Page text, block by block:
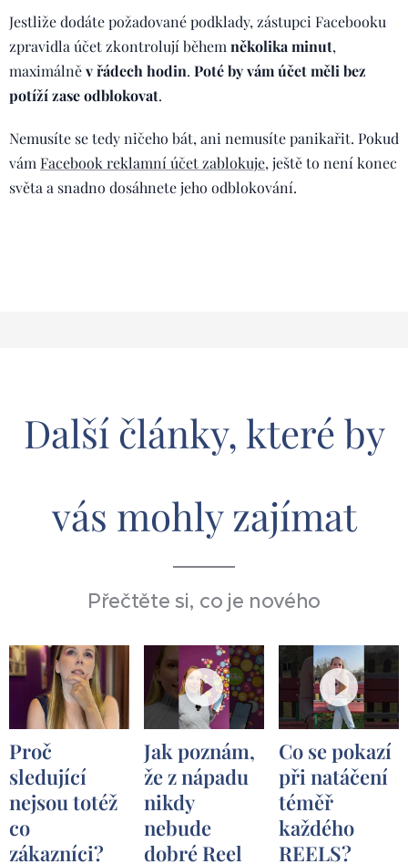
Jestliže dodáte požadované podklady, zástupci Facebooku
zpravidla účet zkontrolují během několika minut,
maximálněvřádech hodin. Poté by vám účet měli bez
potíží zase odblokovat.
Nemusíte se tedy ničeho bát, ani nemusíte panikařit. Pokud
vám Facebook reklamní účet zablokuje, ještě to není konec
světa a snadno dosáhnete jeho odblokování.
Další články, které by
vás mohly zajímat
Přečtěte si, co je nového
Proč
sledující
nejsou totéž
co
zákazníci?
Jak poznám,
že z nápadu
nikdy
nebude
dobré Reel
Co se pokazí
při natáčení
téměř
každého
REELS?